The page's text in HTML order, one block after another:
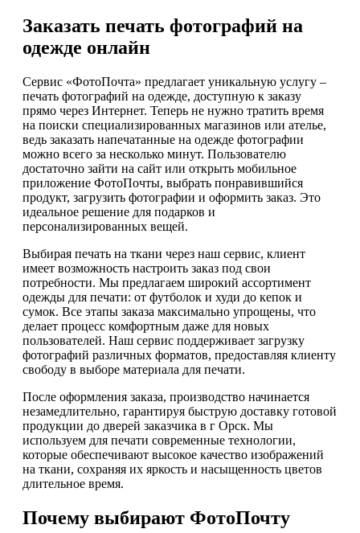
Заказать печать фотографий на
одежде онлайн
Сервис «ФотоПочта» предлагает уникальную услугу –
печать фотографий на одежде, доступную к заказу
прямо через Интернет. Теперь не нужно тратить время
на поиски специализированных магазинов или ателье,
ведь заказать напечатанные на одежде фотографии
можно всего за несколько минут. Пользователю
достаточно зайти на сайт или открыть мобильное
приложение ФотоПочты, выбрать понравившийся
продукт, загрузить фотографии и оформить заказ. Это
идеальное решение для подарков и
персонализированных вещей.
Выбирая печать на ткани через наш сервис, клиент
имеет возможность настроить заказ под свои
потребности. Мы предлагаем широкий ассортимент
одежды для печати: от футболок и худи до кепок и
сумок. Все этапы заказа максимально упрощены, что
делает процесс комфортным даже для новых
пользователей. Наш сервис поддерживает загрузку
фотографий различных форматов, предоставляя клиенту
свободу в выборе материала для печати.
После оформления заказа, производство начинается
незамедлительно, гарантируя быструю доставку готовой
продукции до дверей заказчика в г Орск. Мы
используем для печати современные технологии,
которые обеспечивают высокое качество изображений
на ткани, сохраняя их яркость и насыщенность цветов
длительное время.
Почему выбирают ФотоПочту